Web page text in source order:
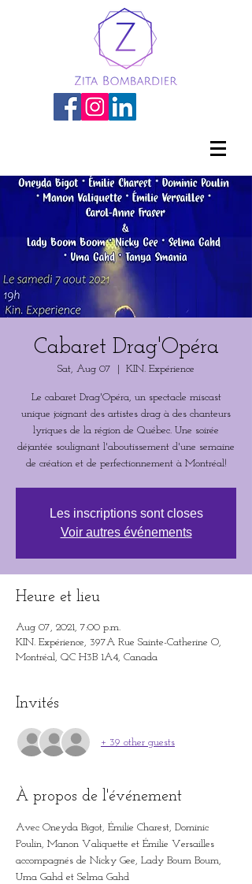
Cabaret Drag'Opéra
Sat, Aug 07 KIN. Expérience
Le cabaret Drag'Opéra, un spectacle miscast
unique joignant des artistes drag à des chanteurs
lyriques de la région de Québec. Une soirée
déjantée soulignant l'aboutissement d'une semaine
de création et de perfectionnement à Montréal!
Les inscriptions sont closes
Voir autres événements
Heure et lieu
Aug 07, 2021, 7:00 p.m.
KIN. Expérience, 397A Rue Sainte-Catherine O,
Montréal, QC H3B 1A4, Canada
Invités
+ 39 other guests
À propos de l'événement
Avec Oneyda Bigot, Émilie Charest, Dominic
Poulin, Manon Valiquette et Émilie Versailles
accompagnés de Nicky Gee, Lady Boum Boum,
Uma Gahd et Selma Gahd